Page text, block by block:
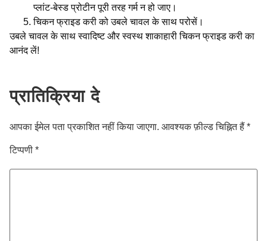
प्लांट-बेस्ड प्रोटीन पूरी तरह गर्म न हो जाए।
चिकन फ्राइड करी को उबले चावल के साथ परोसें।
उबले चावल के साथ स्वादिष्ट और स्वस्थ शाकाहारी चिकन फ्राइड करी का
आनंद लें!
प्रातिक्रिया दे
आपका ईमेल पता प्रकाशित नहीं किया जाएगा. आवश्यक फ़ील्ड चिह्नित हैं *
टिप्पणी *